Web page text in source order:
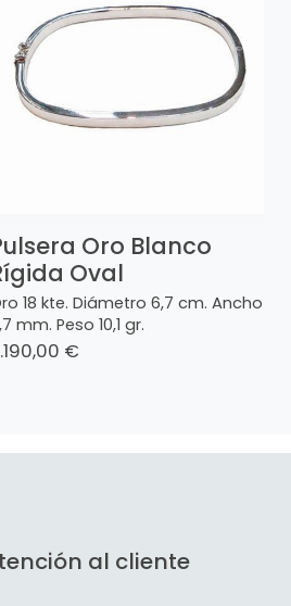
Oro Blanco
Oval
18 kte. Diámetro 6,7 cm. Ancho
mm. Peso 10,1 gr.
€
al cliente